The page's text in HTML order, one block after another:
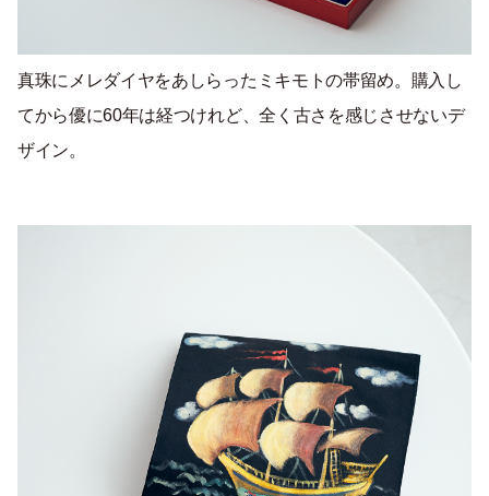
真珠にメレダイヤをあしらったミキモトの帯留め。購入し
てから優に60年は経つけれど、全く古さを感じさせないデ
ザイン。